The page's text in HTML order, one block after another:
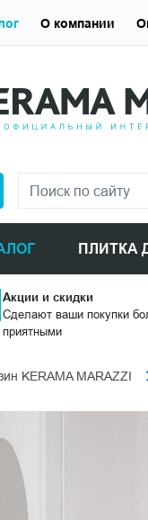
ПЛИТКА
О компании
Акции и скидки
Сделают ваши покупки
приятными
KERAMA MARAZZI